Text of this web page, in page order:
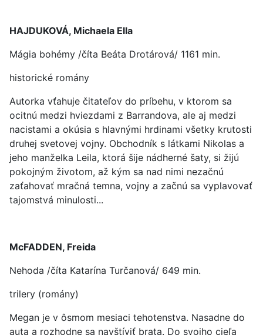
HAJDUKOVÁ, Michaela Ella
Mágia bohémy /číta Beáta Drotárová/ 1161 min.
historické romány
Autorka vťahuje čitateľov do príbehu, v ktorom sa
ocitnú medzi hviezdami z Barrandova, ale aj medzi
nacistami a okúsia s hlavnými hrdinami všetky krutosti
druhej svetovej vojny. Obchodník s látkami Nikolas a
jeho manželka Leila, ktorá šije nádherné šaty, si žijú
pokojným životom, až kým sa nad nimi nezačnú
zaťahovať mračná temna, vojny a začnú sa vyplavovať
tajomstvá minulosti...
McFADDEN, Freida
Nehoda /číta Katarína Turčanová/ 649 min.
trilery (romány)
Megan je v ôsmom mesiaci tehotenstva. Nasadne do
auta a rozhodne sa navštíviť brata. Do svojho cieľa